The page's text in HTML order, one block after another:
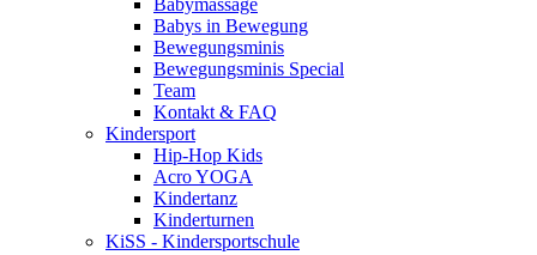
Babymassage
Babys in Bewegung
Bewegungsminis
Bewegungsminis Special
Team
Kontakt & FAQ
Kindersport
Hip-Hop Kids
Acro YOGA
Kindertanz
Kinderturnen
KiSS - Kindersportschule